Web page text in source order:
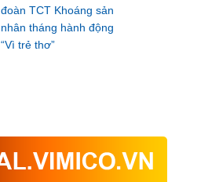
đoàn TCT Khoáng sản
nhân tháng hành động
“Vì trẻ thơ”